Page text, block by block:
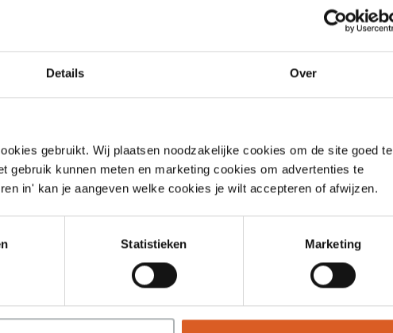
Details Over
gebruikt. Wij plaatsen noodzakelijke cookies om de site goed te
gebruik kunnen meten en marketing cookies om advertenties te
in' kan je aangeven welke cookies je wilt accepteren of afwijzen.
Statistieken Marketing
Links
Functies
Center Agent
Promotiemedewerker
Kantoorfuncties